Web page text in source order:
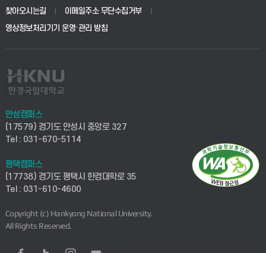
찾아오시는길
이메일주소 무단수집거부
영상정보처리기기 운영·관리 방침
안성캠퍼스
(17579) 경기도 안성시 중앙로 327
Tel : 031-670-5114
평택캠퍼스
(17738) 경기도 평택시 한경대학로 35
Tel : 031-610-4600
Copyright (c) Hankyong National University.
All Rights Reserved.